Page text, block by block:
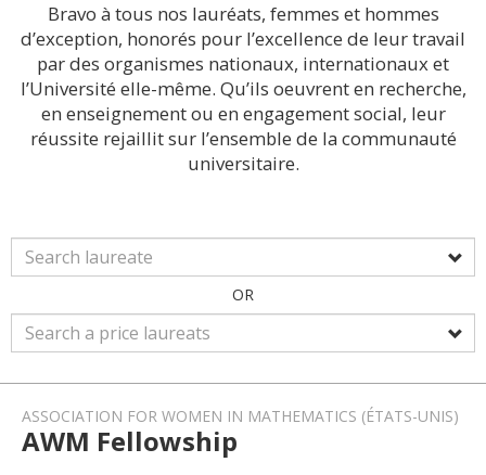
Bravo à tous nos lauréats, femmes et hommes
d’exception, honorés pour l’excellence de leur travail
par des organismes nationaux, internationaux et
l’Université elle-même. Qu’ils oeuvrent en recherche,
en enseignement ou en engagement social, leur
réussite rejaillit sur l’ensemble de la communauté
universitaire.
OR
ASSOCIATION FOR WOMEN IN MATHEMATICS (ÉTATS-UNIS)
AWM Fellowship